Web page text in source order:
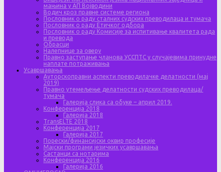
мањина у АП Војводини
Водич кроз правне системе региона
Пословник о раду сталних судских преводилаца и тумача
Пословник о раду Етичког одбора
Пословник о раду Комисије за испитивање квалитета рада
и превода
Обрасци
Налепнице за оверу
Правно заступање чланова УССПТС у случајевима принудне
наплате потраживања
Усавршавања
Ауторскоправни аспекти преводилачке делатности (мај
2019)
Правно утемељење делатности судских преводилаца/
тумача
Галерија слика са обуке – април 2019.
Конференција 2018
Галерија 2018
TransELTE 2018
Конференција 2017
Галерија 2017
Порески/финансијски оквир професије
Мајски програми језичких усавршавања
Састанци са нотарима
Конференција 2016
Галерија 2016